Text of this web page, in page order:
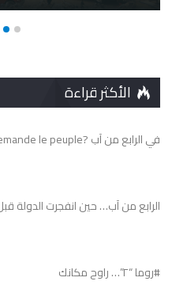
الأكثر قراءة
في الرابع من آب ?Que demande le peuple
الرابع من آب… حين انفجرت الدولة
#روما “٢”… راوح مكانك